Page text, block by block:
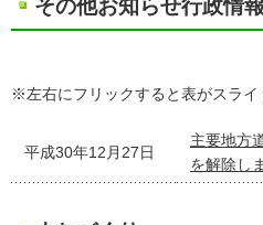
その他お知らせ行政情報
※左右にフリックすると表がスライ
平成30年12月27日
主要地方
を解除し